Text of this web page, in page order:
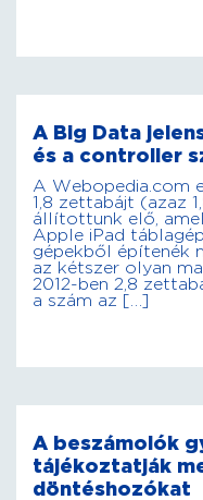
A Big Data
és a controller
A Webopedia.com
1,8 zettabájt (azaz
állítottunk elő,
Apple iPad
gépekből építenék
az kétszer olyan
2012-ben 2,8
a szám az […]
A beszámolók
tájékoztatják
döntéshozókat